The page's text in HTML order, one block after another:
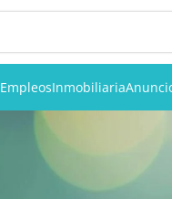
EmpleosInmobiliaria